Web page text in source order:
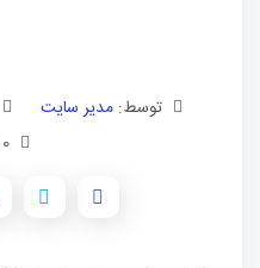
توسط: مدیر سایت